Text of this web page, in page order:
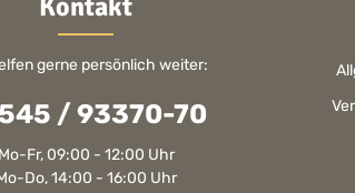
Kontakt
gerne persönlich weiter:
/ 93370-70
Mo-Fr, 09:00 - 12:00 Uhr
Do, 14:00 - 16:00 Uhr